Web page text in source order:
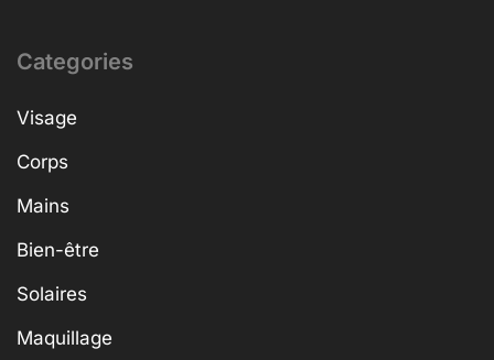
Categories
Visage
Corps
Mains
Bien-être
Solaires
Maquillage